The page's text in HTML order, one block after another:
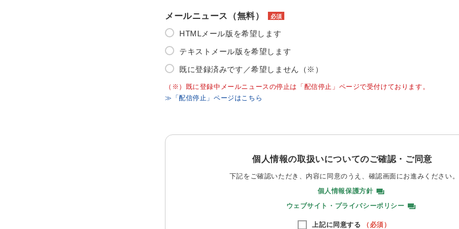
メールニュース（無料） 必須
HTMLメール版を希望します
テキストメール版を希望します
既に登録済みです／希望しません（※）
（※）既に登録中メールニュースの停止は「配信停止」ページで受付けております。
≫「配信停止」ページはこちら
個人情報の取扱いについてのご確認・ご同意
下記をご確認いただき、内容に同意のうえ、 確認画面にお進みください。
個人情報保護方針
ウェブサイト・プライバシーポリシー
上記に同意する （必須）